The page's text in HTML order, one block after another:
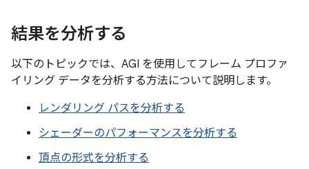
結果を分析する
以下のトピックでは、AGI を使用してフレーム プロファ
イリング データを分析する方法について説明します。
レンダリング パスを分析する
シェーダーのパフォーマンスを分析する
頂点の形式を分析する